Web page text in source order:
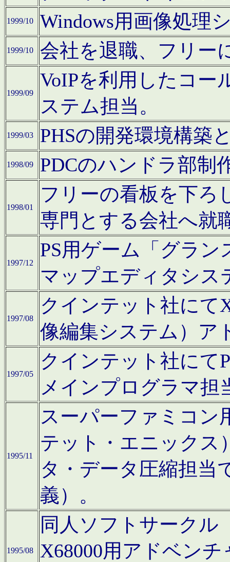
1999/10 Windows用画像処理
1999/10 会社を退職、フリー
1999/09
VoIPを利用したコー
ステム担当。
1999/03 PHSの開発環境構築
1998/09 PDCのハンドラ部制
1998/01
フリーの看板を下ろ
専門とする会社へ就
1997/12
PS用ゲーム「グラン
マップエディタシス
1997/08
クインテット社にて
像編集システム）ア
1997/05
クインテット社にて
メインプログラマ担
1995/11
スーパーファミコン
テット・エニックス
タ・データ圧縮担当
義）。
1995/08
同人ソフトサークル
X68000用アドベン